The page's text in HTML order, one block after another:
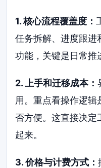
1. 核心流程覆盖度：
任务拆解、进度跟进
功能，关键是日常推
2. 上手和迁移成本：
用。重点看操作逻辑
否方便。这直接决定
起来。
3. 价格与计费方式：